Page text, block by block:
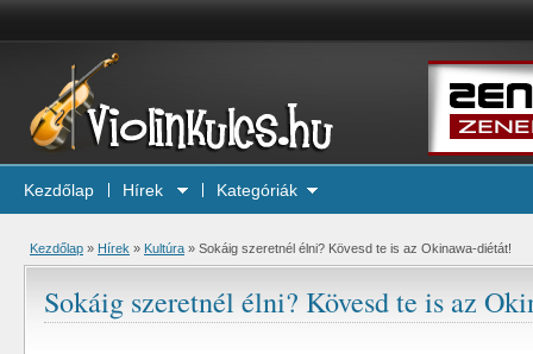
Kezdőlap Hírek Kategóriák
Kezdőlap » Hírek » Kultúra » Sokáig szeretnél élni? Kövesd te is az Okinawa-diétát!
Sokáig szeretnél élni? Kövesd te is az